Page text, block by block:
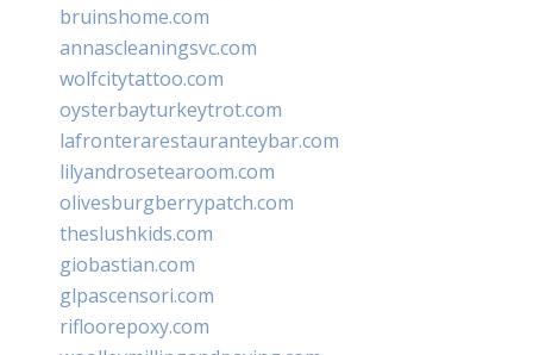
bruinshome.com
annascleaningsvc.com
wolfcitytattoo.com
oysterbayturkeytrot.com
lafronterarestauranteybar.com
lilyandrosetearoom.com
olivesburgberrypatch.com
theslushkids.com
giobastian.com
glpascensori.com
rifloorepoxy.com